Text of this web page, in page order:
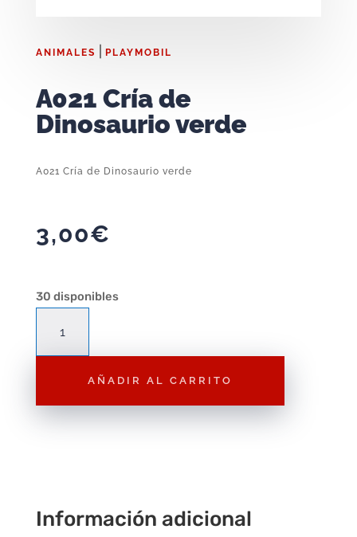
ANIMALES PLAYMOBIL
A021 Cría de
Dinosaurio verde
A021 Cría de Dinosaurio verde
3,00€
30 disponibles
verde
AÑADIR AL CARRITO
Información adicional